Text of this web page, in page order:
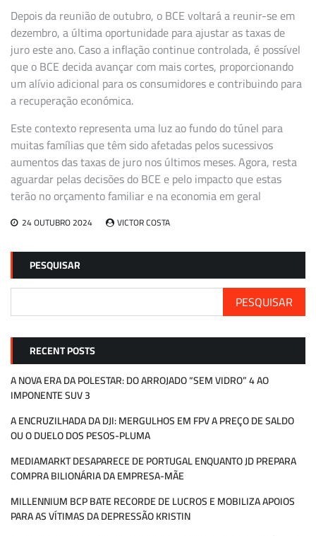
Depois da reunião de outubro, o BCE voltará a reunir-se em
dezembro, a última oportunidade para ajustar as taxas de
juro este ano. Caso a inflação continue controlada, é possível
que o BCE decida avançar com mais cortes, proporcionando
um alívio adicional para os consumidores e contribuindo para
a recuperação económica.
Este contexto representa uma luz ao fundo do túnel para
muitas famílias que têm sido afetadas pelos sucessivos
aumentos das taxas de juro nos últimos meses. Agora, resta
aguardar pelas decisões do BCE e pelo impacto que estas
terão no orçamento familiar e na economia em geral
24 OUTUBRO 2024 VICTOR COSTA
PESQUISAR
PESQUISAR
RECENT POSTS
A NOVA ERA DA POLESTAR: DO ARROJADO “SEM VIDRO” 4 AO
IMPONENTE SUV 3
A ENCRUZILHADA DA DJI: MERGULHOS EM FPV A PREÇO DE SALDO
OU O DUELO DOS PESOS-PLUMA
MEDIAMARKT DESAPARECE DE PORTUGAL ENQUANTO JD PREPARA
COMPRA BILIONÁRIA DA EMPRESA-MÃE
MILLENNIUM BCP BATE RECORDE DE LUCROS E MOBILIZA APOIOS
PARA AS VÍTIMAS DA DEPRESSÃO KRISTIN